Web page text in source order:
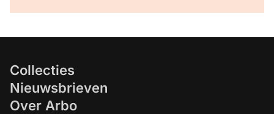
Collecties
Nieuwsbrieven
Over Arbo